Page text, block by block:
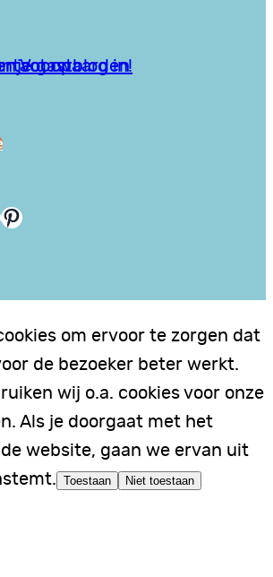
Voorwaarden
je gastblog in!
op
Pinterest
om ervoor te zorgen dat
de bezoeker beter werkt.
wij o.a. cookies voor onze
Als je doorgaat met het
website, gaan we ervan uit
Toestaan Niet toestaan